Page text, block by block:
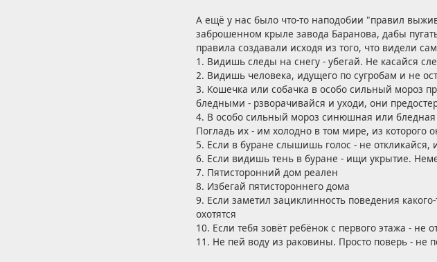
А ещё у нас было что-то наподобии "правил
заброшенном крыле завода Баранова, дабы
правила создавали исходя из того, что видели
1. Видишь следы на снегу - убегай. Не касайся
2. Видишь человека, идущего по сугробам и не
3. Кошечка или собачка в особо сильный мороз
бледными - рзворачивайся и уходи, они
4. В особо сильный мороз синюшная или бледная
Погладь их - им холодно в том мире, из которого
5. Если в буране слышишь голос - не откликайся,
6. Если видишь тень в буране - ищи укрытие.
7. Пятисторонний дом реален
8. Избегай пятистороннего дома
9. Если заметил зациклинность поведения
охотятся
10. Если тебя зовёт ребёнок с первого этажа -
11. Не пей воду из раковины. Просто поверь - не